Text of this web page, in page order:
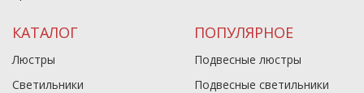
КАТАЛОГ
Люстры
Светильники
ПОПУЛЯРНОЕ
Подвесные люстры
Подвесные светильники